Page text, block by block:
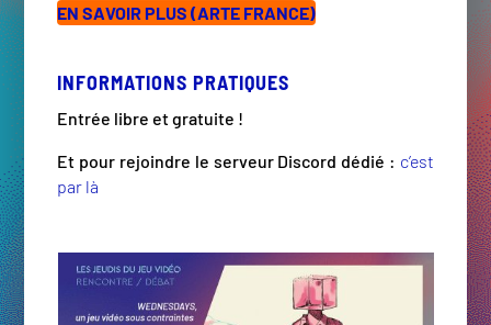
EN SAVOIR PLUS (ARTE FRANCE)
INFORMATIONS PRATIQUES
Entrée libre et gratuite !
Et pour rejoindre le serveur Discord dédié : c’est
par là